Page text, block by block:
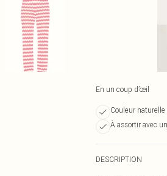
En un coup d’œil
Couleur
À assortir avec
DESCRIPTION